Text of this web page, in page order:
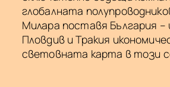
глобалната
Милара поставя България
Пловдив и Тракия
световната карта в този